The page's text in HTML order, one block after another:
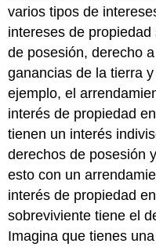
varios tipos de
intereses de
de posesión, derecho
ganancias de la tierra
ejemplo, el
interés de propiedad
tienen un interés
derechos de posesión
esto con un
interés de propiedad
sobreviviente tiene el
Imagina que tienes